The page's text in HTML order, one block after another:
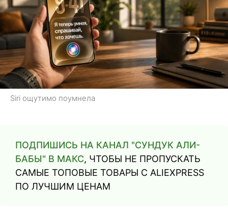
Siri ощутимо поумнела
ПОДПИШИСЬ НА КАНАЛ "СУНДУК АЛИ-
БАБЫ" В МАКС, ЧТОБЫ НЕ ПРОПУСКАТЬ
САМЫЕ ТОПОВЫЕ ТОВАРЫ С ALIEXPRESS
ПО ЛУЧШИМ ЦЕНАМ